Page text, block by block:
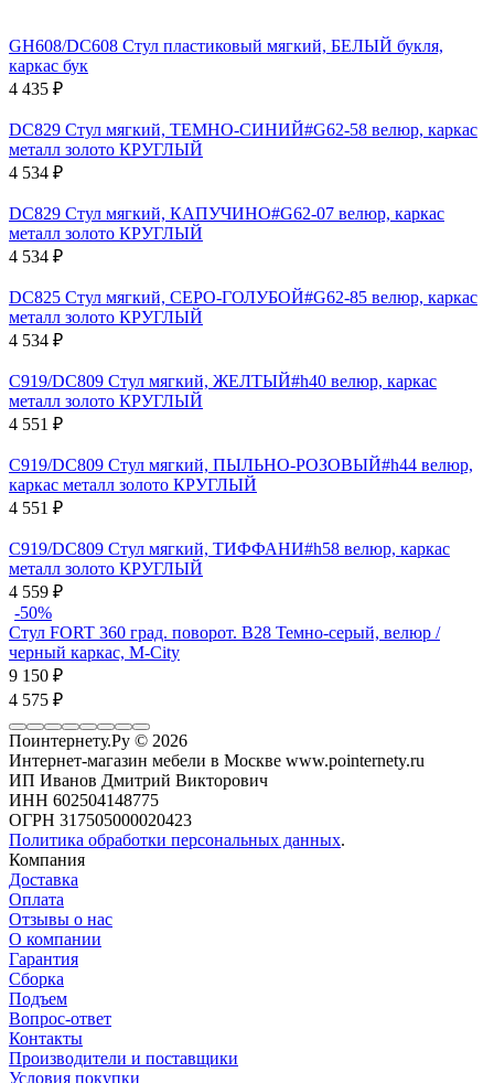
GH608/DC608 Стул пластиковый мягкий, БЕЛЫЙ букля,
каркас бук
4 435 ₽
DC829 Стул мягкий, ТЕМНО-СИНИЙ#G62-58 велюр, каркас
металл золото КРУГЛЫЙ
4 534 ₽
DC829 Стул мягкий, КАПУЧИНО#G62-07 велюр, каркас
металл золото КРУГЛЫЙ
4 534 ₽
DC825 Стул мягкий, СЕРО-ГОЛУБОЙ#G62-85 велюр, каркас
металл золото КРУГЛЫЙ
4 534 ₽
C919/DC809 Стул мягкий, ЖЕЛТЫЙ#h40 велюр, каркас
металл золото КРУГЛЫЙ
4 551 ₽
C919/DC809 Стул мягкий, ПЫЛЬНО-РОЗОВЫЙ#h44 велюр,
каркас металл золото КРУГЛЫЙ
4 551 ₽
C919/DC809 Стул мягкий, ТИФФАНИ#h58 велюр, каркас
металл золото КРУГЛЫЙ
4 559 ₽
-50%
Стул FORT 360 град. поворот. B28 Темно-серый, велюр /
черный каркас, М-City
9 150 ₽
4 575 ₽
Поинтернету.Ру © 2026
Интернет-магазин мебели в Москве www.pointernety.ru
ИП Иванов Дмитрий Викторович
ИНН 602504148775
ОГРН 317505000020423
Политика обработки персональных данных.
Компания
Доставка
Оплата
Отзывы о нас
О компании
Гарантия
Сборка
Подъем
Вопрос-ответ
Контакты
Производители и поставщики
Условия покупки